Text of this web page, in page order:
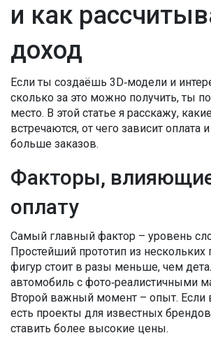
и как
доход
Если ты создаёшь 3D‑модели и
сколько за это можно получить, ты
место. В этой статье я расскажу,
встречаются, от чего зависит оплата
больше заказов.
Факторы,
оплату
Самый главный фактор – уровень
Простейший прототип из нескольких
фигур стоит в разы меньше, чем
автомобиль с фото‑реалистичными
Второй важный момент – опыт. Если
есть проекты для известных
ставить более высокие цены.